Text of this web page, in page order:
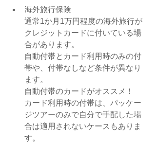
海外旅行保険
通常1か月1万円程度の海外旅行が
クレジットカードに付いている場
合があります。
自動付帯とカード利用時のみの付
帯や、付帯なしなど条件が異なり
ます。
自動付帯のカードがオススメ！
カード利用時の付帯は、パッケー
ジツアーのみで自分で手配した場
合は適用されないケースもありま
す。